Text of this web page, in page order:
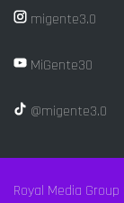
migente3.0
MiGente30
@migente3.0
Royal Media